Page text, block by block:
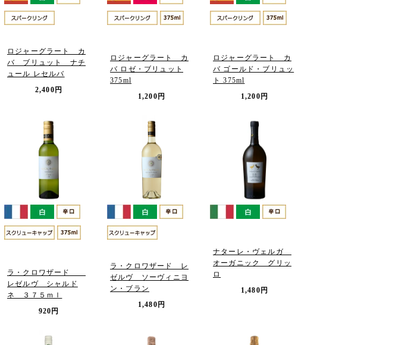
ロジャーグラート カ
バ ブリュット ナチ
ュール レセルバ
2,400円
ロジャーグラート カ
バ ロゼ・ブリュット
375ml
1,200円
ロジャーグラート カ
バ ゴールド・ブリュッ
ト 375ml
1,200円
ラ・クロワザード
レゼルヴ シャルド
ネ ３７５ｍｌ
920円
ラ・クロワザード レ
ゼルヴ ソーヴィニヨ
ン・ブラン
1,480円
ナターレ・ヴェルガ
オーガニック グリッ
ロ
1,480円